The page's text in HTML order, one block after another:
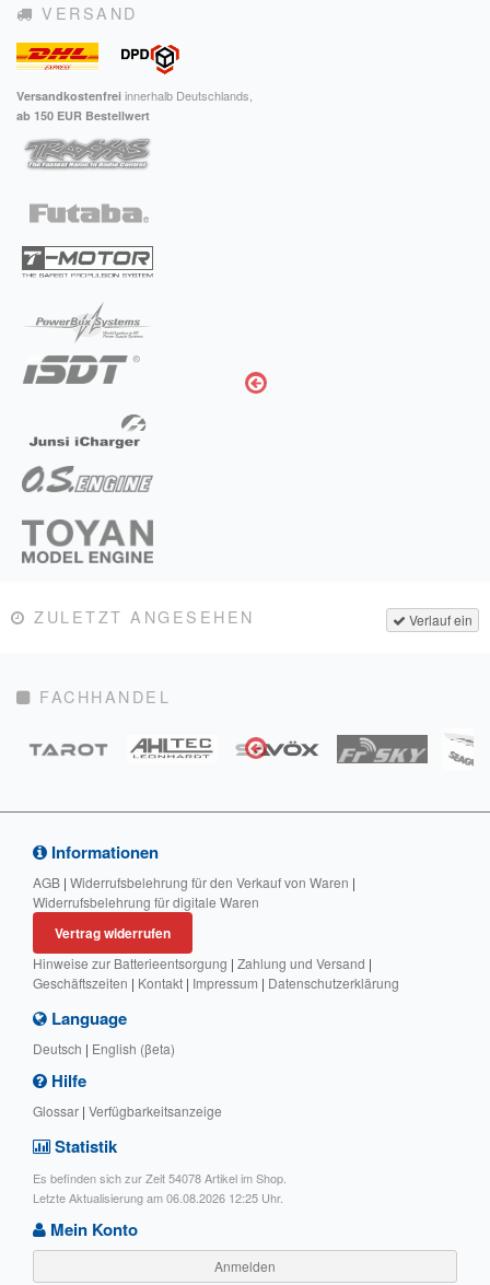
VERSAND
Versandkostenfrei innerhalb Deutschlands,
ab 150 EUR Bestellwert
Verlauf ein
ZULETZT ANGESEHEN
FACHHANDEL
Informationen
AGB | Widerrufsbelehrung für den Verkauf von Waren |
Widerrufsbelehrung für digitale Waren
Vertrag widerrufen
Hinweise zur Batterieentsorgung | Zahlung und Versand |
Geschäftszeiten | Kontakt | Impressum | Datenschutzerklärung
Language
Deutsch | English (βeta)
Hilfe
Glossar | Verfügbarkeitsanzeige
Statistik
Es befinden sich zur Zeit 54078 Artikel im Shop.
Letzte Aktualisierung am 06.08.2026 12:25 Uhr.
Mein Konto
Anmelden